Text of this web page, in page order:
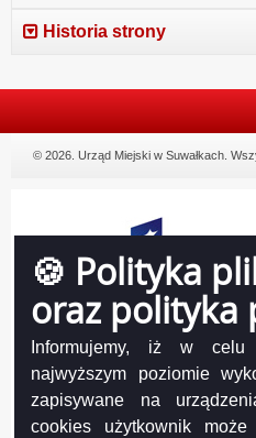
🍪 Polityka
oraz polityka
Informujemy, iż w celu
najwyższym poziomie
zapisywane na
cookies użytkownik
Historia strony
© 2026. Urząd Miejski w Suwałkach.